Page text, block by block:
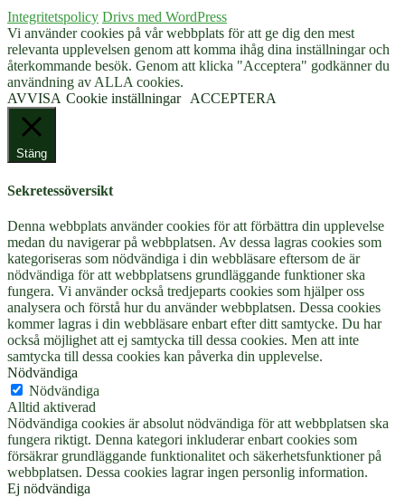
Integritetspolicy Drivs med WordPress
Vi använder cookies på vår webbplats för att ge dig den mest
relevanta upplevelsen genom att komma ihåg dina inställningar och
återkommande besök. Genom att klicka "Acceptera" godkänner du
användning av ALLA cookies.
AVVISA Cookie inställningar ACCEPTERA
Stäng
Sekretessöversikt
Denna webbplats använder cookies för att förbättra din upplevelse
medan du navigerar på webbplatsen. Av dessa lagras cookies som
kategoriseras som nödvändiga i din webbläsare eftersom de är
nödvändiga för att webbplatsens grundläggande funktioner ska
fungera. Vi använder också tredjeparts cookies som hjälper oss
analysera och förstå hur du använder webbplatsen. Dessa cookies
kommer lagras i din webbläsare enbart efter ditt samtycke. Du har
också möjlighet att ej samtycka till dessa cookies. Men att inte
samtycka till dessa cookies kan påverka din upplevelse.
Nödvändiga
Nödvändiga
Alltid aktiverad
Nödvändiga cookies är absolut nödvändiga för att webbplatsen ska
fungera riktigt. Denna kategori inkluderar enbart cookies som
försäkrar grundläggande funktionalitet och säkerhetsfunktioner på
webbplatsen. Dessa cookies lagrar ingen personlig information.
Ej nödvändiga